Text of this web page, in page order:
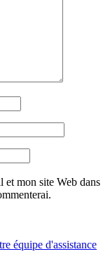
et mon site Web dans
équipe d'assistance